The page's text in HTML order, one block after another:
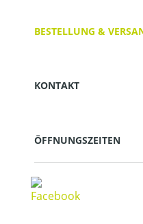
BESTELLUNG &
KONTAKT
ÖFFNUNGSZEITEN